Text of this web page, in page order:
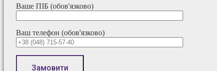
Ваше ПІБ (обов'язково)
Ваш телефон (обов'язково)